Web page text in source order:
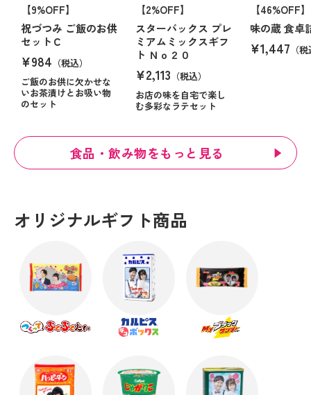
【9%OFF】
祝づつみ ご飯のお供
セットＣ
¥984 （税込）
ご飯のお供に欠かせな
いお茶漬けとお吸い物
のセット
【2%OFF】
スターバックス プレ
ミアムミックスギフ
ト Ｎｏ２０
¥2,113 （税込）
お店の味を自宅で楽し
む多彩なラテセット
【46%OFF】
味の蔵 食卓
¥1,447 （
食品・飲み物をもっと見る
オリジナルギフト商品